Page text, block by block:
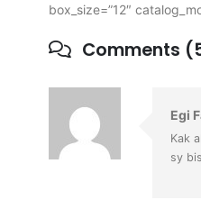
box_size=”12″
Comments
Egi
Kak
sy